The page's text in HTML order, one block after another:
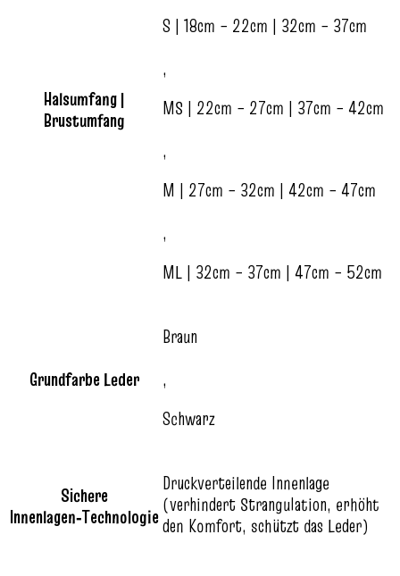
Halsumfang |
Brustumfang
S | 18cm – 22cm | 32cm – 37cm
,
MS | 22cm – 27cm | 37cm – 42cm
,
M | 27cm – 32cm | 42cm – 47cm
,
ML | 32cm – 37cm | 47cm – 52cm
Grundfarbe Leder
Braun
,
Schwarz
Sichere
Innenlagen‑Technologie
Druckverteilende Innenlage
(verhindert Strangulation, erhöht
den Komfort, schützt das Leder)